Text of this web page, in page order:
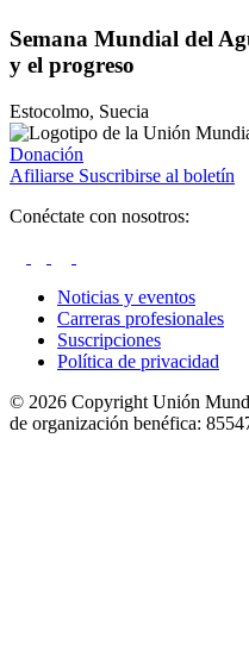
Semana Mundial del
y el progreso
Estocolmo, Suecia
Donación
Afiliarse Suscribirse al boletín
Conéctate con nosotros:
Noticias y eventos
Carreras profesionales
Suscripciones
Política de privacidad
© 2026 Copyright Unión
de organización benéfica: